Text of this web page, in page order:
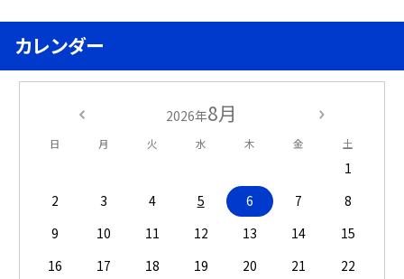
カレンダー
2026年8月
日 月 火 水 木 金 土
1
2
3 4 5 6 7
8
9
10 11 12 13 14
15
16
17 18 19 20 21
22